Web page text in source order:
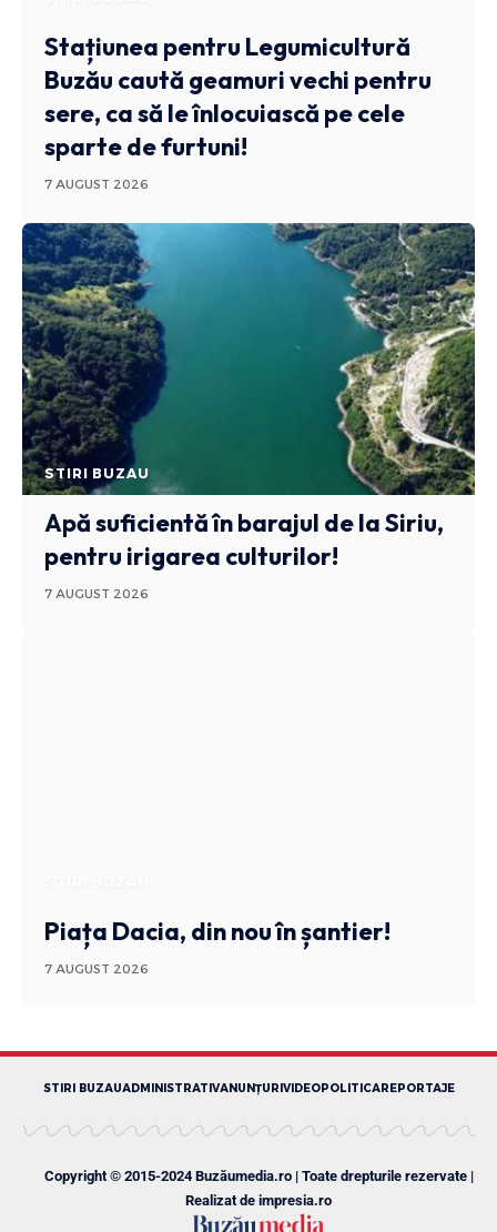
Stațiunea pentru Legumicultură
Buzău caută geamuri vechi pentru
sere, ca să le înlocuiască pe cele
sparte de furtuni!
7 AUGUST 2026
STIRI BUZAU
Apă suficientă în barajul de la Siriu,
pentru irigarea culturilor!
7 AUGUST 2026
Piața Dacia, din nou în șantier!
7 AUGUST 2026
STIRI BUZAUADMINISTRATIVANUNȚURI VIDEOPOLITICAREPORTAJE
Copyright © 2015-2024 Buzăumedia.ro | Toate drepturile rezervate |
Realizat de impresia.ro